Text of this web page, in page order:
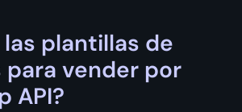
las plantillas de
para vender por
API?